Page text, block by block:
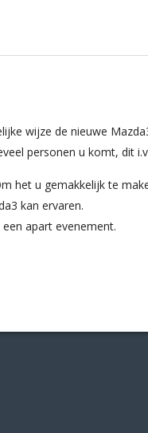
wijze de nieuwe
personen u komt, dit
het u gemakkelijk te
kan ervaren.
apart evenement.